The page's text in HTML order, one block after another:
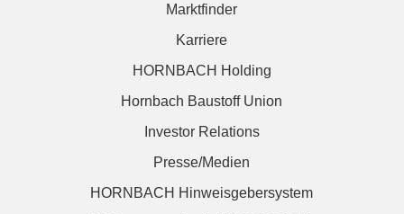
Marktfinder
Karriere
HORNBACH Holding
Hornbach Baustoff Union
Investor Relations
Presse/Medien
HORNBACH Hinweisgebersystem